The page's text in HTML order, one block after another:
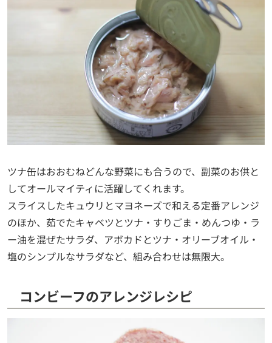
ツナ缶はおおむねどんな野菜にも合うので、副菜のお供と
してオールマイティに活躍してくれます。
スライスしたキュウリとマヨネーズで和える定番アレンジ
のほか、茹でたキャベツとツナ・すりごま・めんつゆ・ラ
ー油を混ぜたサラダ、アボカドとツナ・オリーブオイル・
塩のシンプルなサラダなど、組み合わせは無限大。
コンビーフのアレンジレシピ